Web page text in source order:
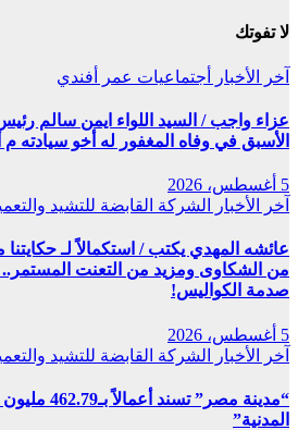
لا تفوتك
آخر الأخبار أجتماعيات عمر أفندي
عزاء واجب / السيد اللواء ايمن سالم
الأسبق في وفاه المغفور له أخو سيادته
5 أغسطس، 2026
آخر الأخبار
الشركة القابضة للتشيد
عائشه المهدي يكتب / استكمالاً لـ
من الشكاوى ومزيد من التعنت المستمر..
صدمة الكواليس!
5 أغسطس، 2026
آخر الأخبار
الشركة القابضة للتشيد
“مدينة مصر”
المدنية”